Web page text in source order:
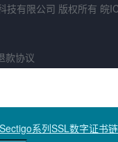
Sectigo系列SSL数字证书
技有限公司 版权所有 皖
款协议